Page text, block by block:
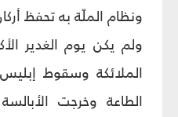
ونظام الملّة به تحفظ
ولم يكن يوم الغدير
الملائكة وسقوط
الطاعة وخرجت